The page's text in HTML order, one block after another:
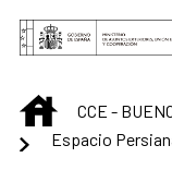
Saltar al
INICIO
CCE -
Espacio